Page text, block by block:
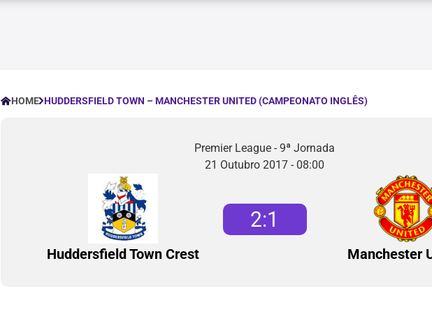
HOME HUDDERSFIELD TOWN – MANCHESTER UNITED (CAMPEONATO INGLÊS)
Premier League - 9ª Jornada
21 Outubro 2017 - 08:00
Huddersfield Town Crest
2:1
Manchester